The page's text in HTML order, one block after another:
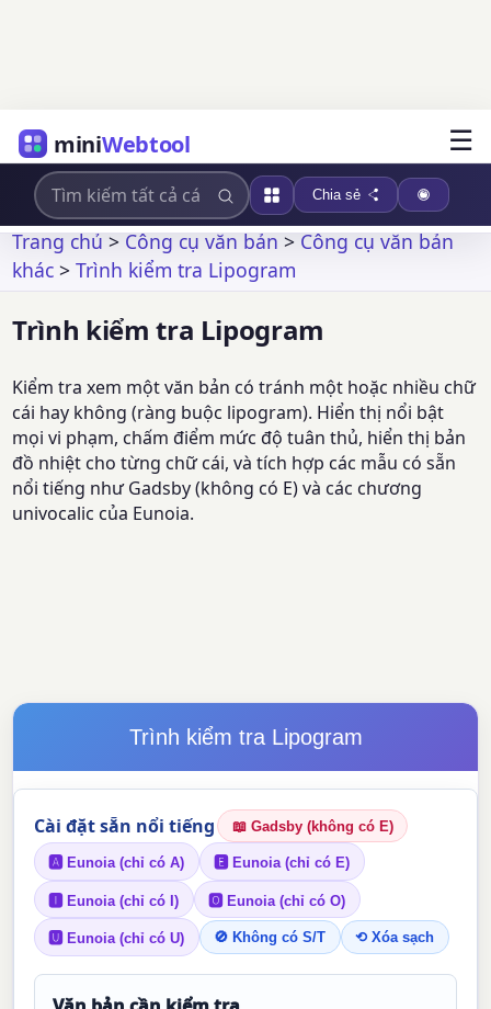
miniWebtool ☰
Chia sẻ
Trang chủ>Công cụ văn bản>Công cụ văn bản
khác >Trình kiểm tra Lipogram
Trình kiểm tra Lipogram
Kiểm tra xem một văn bản có tránh một hoặc nhiều chữ
cái hay không (ràng buộc lipogram). Hiển thị nổi bật
mọi vi phạm, chấm điểm mức độ tuân thủ, hiển thị bản
đồ nhiệt cho từng chữ cái, và tích hợp các mẫu có sẵn
nổi tiếng như Gadsby (không có E) và các chương
univocalic của Eunoia.
Trình kiểm tra Lipogram
Cài đặt sẵn nổi tiếng 📖 Gadsby (không có E)
🅰 Eunoia (chỉ có A) 🅴 Eunoia (chỉ có E)
🅸 Eunoia (chỉ có I) 🅾 Eunoia (chỉ có O)
🆄 Eunoia (chỉ có U) 🚫 Không có S/T ⟲ Xóa sạch